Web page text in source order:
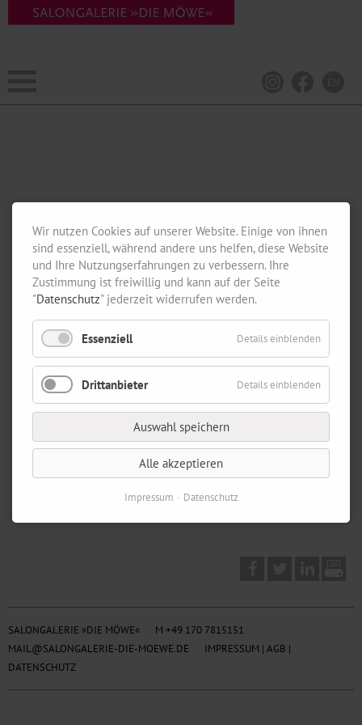
SALONGALERIE »DIE MÖWE«
M +49 170 7815151
MAIL@SALONGALERIE-DIE-MOEWE.DE
IMPRESSUM | AGB |
DATENSCHUTZ
Wir nutzen Cookies auf unserer Website. Einige von ihnen
sind essenziell, während andere uns helfen, diese Website
und Ihre Nutzungserfahrungen zu verbessern. Ihre
Zustimmung ist freiwillig und kann auf der Seite
"Datenschutz" jederzeit widerrufen werden.
Essenziell Details einblenden
Drittanbieter Details einblenden
Auswahl speichern
Alle akzeptieren
Impressum Datenschutz